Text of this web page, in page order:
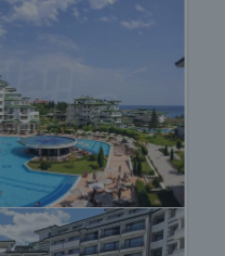
предварителен и
се с отговорния
информация
и начините за